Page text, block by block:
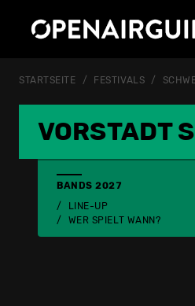
STARTSEITE FESTIVALS
VORSTADT
BANDS 2027
LINE-UP
WER SPIELT WANN?